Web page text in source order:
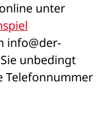
info@der-
unbedingt
Telefonnummer